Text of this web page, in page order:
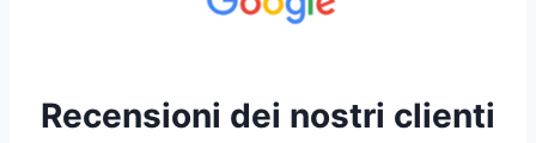
Recensioni dei nostri clienti